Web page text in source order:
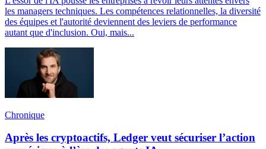
les managers techniques. Les compétences relationnelles, la diversité
des équipes et l'autorité deviennent des leviers de performance
autant que d'inclusion. Oui, mais...
Chronique
Après les cryptoactifs, Ledger veut sécuriser l’action